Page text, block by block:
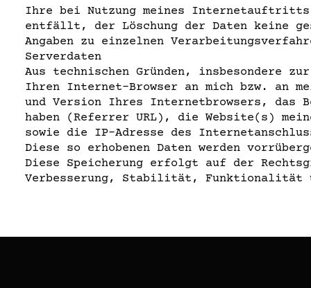
Ihre bei Nutzung meines Internetauftritts
entfällt, der Löschung der Daten keine
Angaben zu einzelnen
Serverdaten
Aus technischen Gründen, insbesondere
Ihren Internet-Browser an mich bzw. an
und Version Ihres Internetbrowsers, das
haben (Referrer URL), die Website(s)
sowie die IP-Adresse des
Diese so erhobenen Daten werden
Diese Speicherung erfolgt auf der
Verbesserung, Stabilität,